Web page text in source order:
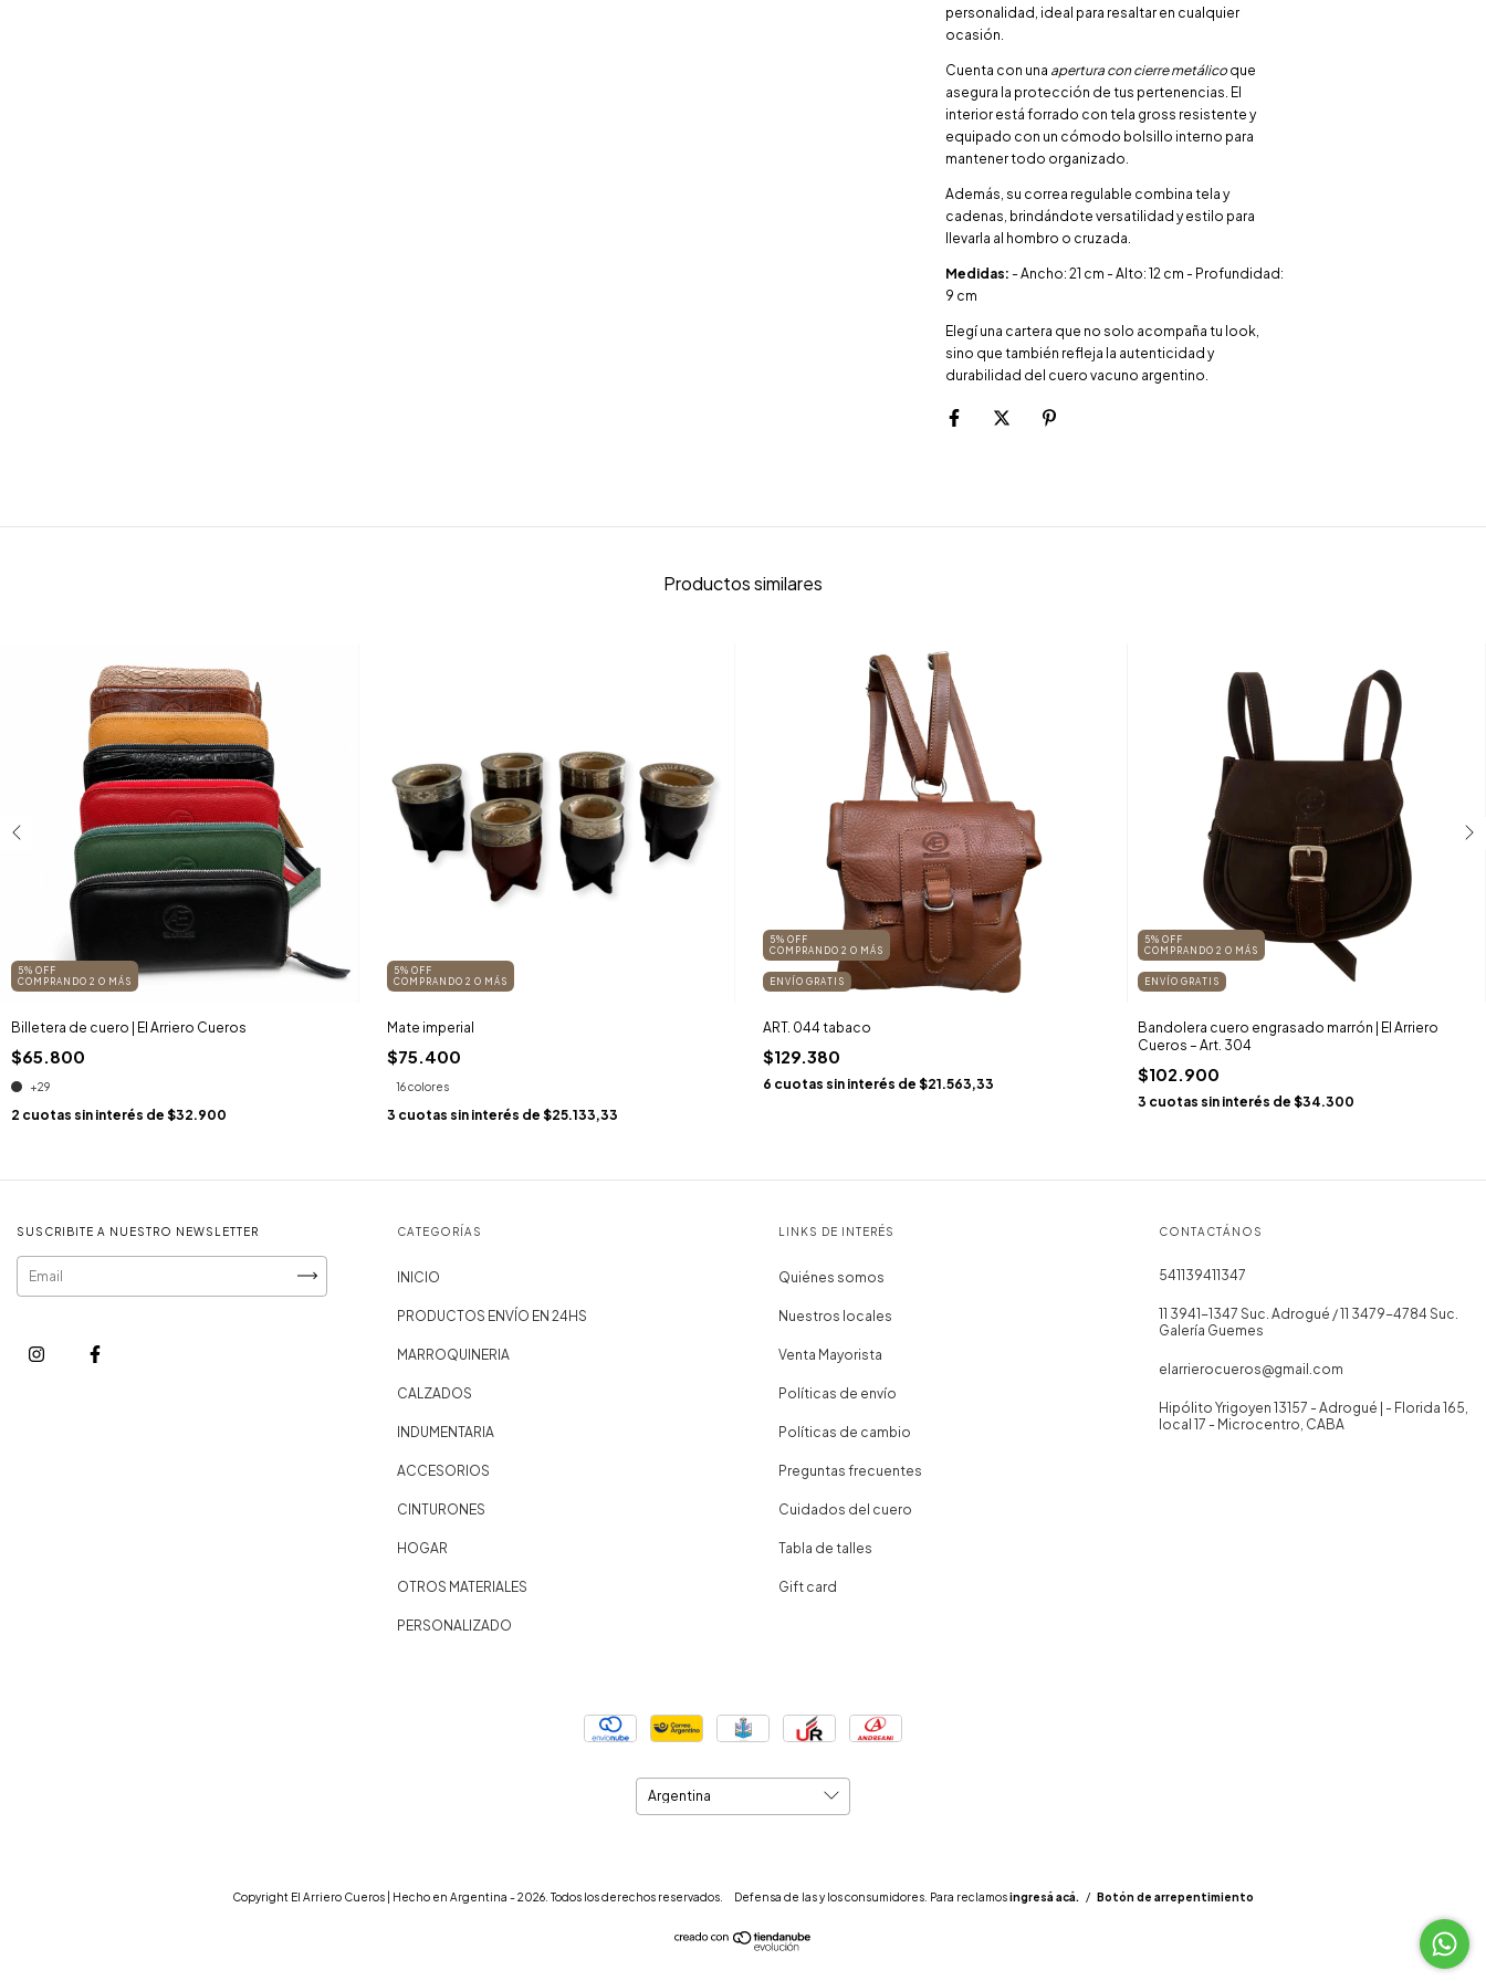
personalidad, ideal para resaltar en cualquier
ocasión.
Cuenta con una apertura con cierre metálico que
asegura la protección de tus pertenencias. El
interior está forrado con tela gross resistente y
equipado con un cómodo bolsillo interno para
mantener todo organizado.
Además, su correa regulable combina tela y
cadenas, brindándote versatilidad y estilo para
llevarla al hombro o cruzada.
Medidas: - Ancho: 21 cm - Alto: 12 cm - Profundidad:
9 cm
Elegí una cartera que no solo acompaña tu look,
sino que también refleja la autenticidad y
durabilidad del cuero vacuno argentino.
Productos similares
5% OFF
COMPRANDO 2 O MÁS
Billetera de cuero | El Arriero Cueros
$65.800
+29
2 cuotas sin interés de $32.900
5% OFF
COMPRANDO 2 O MÁS
Mate imperial
$75.400
16 colores
3 cuotas sin interés de $25.133,33
5% OFF
COMPRANDO 2 O MÁS
ENVÍO GRATIS
ART. 044 tabaco
$129.380
6 cuotas sin interés de $21.563,33
5% OFF
COMPRANDO 2 O MÁS
ENVÍO GRATIS
Bandolera cuero engrasado marrón | El Arriero
Cueros – Art. 304
$102.900
3 cuotas sin interés de$34.300
SUSCRIBITE A NUESTRO NEWSLETTER CATEGORÍAS
INICIO
PRODUCTOS ENVÍO EN 24HS
MARROQUINERIA
CALZADOS
INDUMENTARIA
ACCESORIOS
CINTURONES
HOGAR
OTROS MATERIALES
PERSONALIZADO
LINKS DE INTERÉS
Quiénes somos
Nuestros locales
Venta Mayorista
Políticas de envío
Políticas de cambio
Preguntas frecuentes
Cuidados del cuero
Tabla de talles
Gift card
CONTACTÁNOS
541139411347
11 3941-1347 Suc. Adrogué / 11 3479-4784 Suc.
Galería Guemes
elarrierocueros@gmail.com
Hipólito Yrigoyen 13157 - Adrogué | - Florida 165,
local 17 - Microcentro, CABA
Copyright El Arriero Cueros | Hecho en Argentina - 2026. Todos los derechos reservados. Defensa de las y los consumidores. Para reclamosingresá acá. / Botón de arrepentimiento